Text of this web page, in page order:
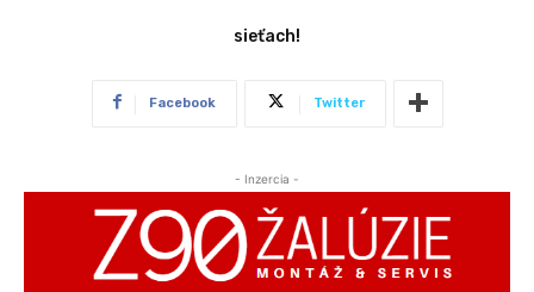
sieťach!
Facebook Twitter
- Inzercia -